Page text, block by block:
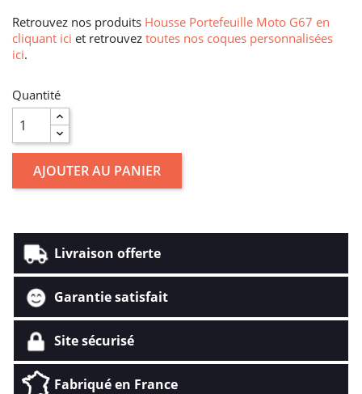
Retrouvez nos produits Housse Portefeuille Moto G67 en
cliquant ici et retrouvez toutes nos coques personnalisées
ici.
Quantité
AJOUTER AU PANIER
Livraison offerte
Garantie satisfait
Site sécurisé
Fabriqué en France